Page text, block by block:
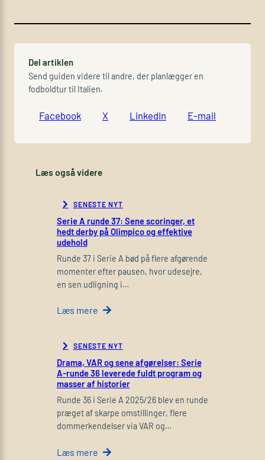
Del artiklen
Send guiden videre til andre, der planlægger en
fodboldtur til Italien.
Facebook X LinkedIn E-mail
Læs også videre
SENESTE NYT
Serie A runde 37: Sene scoringer, et
hedt derby på Olimpico og effektive
udehold
Runde 37 i Serie A bød på flere afgørende
momenter efter pausen, hvor udesejre,
en sen udligning i…
Læs mere
SENESTE NYT
Drama, VAR og sene afgørelser: Serie
A-runde 36 leverede fuldt program og
masser af historier
Runde 36 i Serie A 2025/26 blev en runde
præget af skarpe omstillinger, flere
dommerkendelser via VAR og…
Læs mere